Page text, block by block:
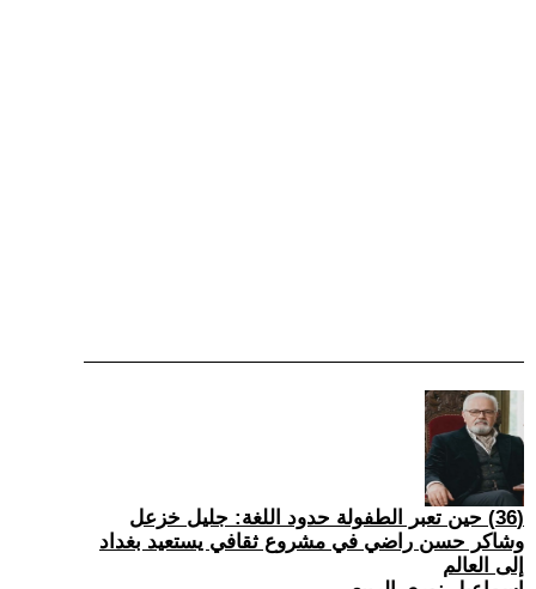
(36) حين تعبر الطفولة حدود اللغة: جليل خزعل
وشاكر حسن راضي في مشروع ثقافي يستعيد بغداد
إلى العالم